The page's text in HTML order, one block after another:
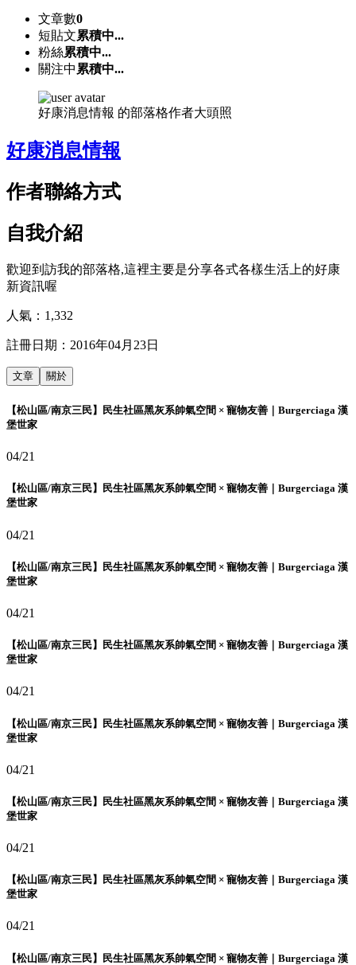
文章數0
短貼文累積中...
粉絲累積中...
關注中 累積中...
好康消息情報 的部落格作者大頭照
好康消息情報
作者聯絡方式
自我介紹
歡迎到訪我的部落格,這裡主要是分享各式各樣生活上的好康
新資訊喔
人氣： 1,332
註冊日期： 2016年04月23日
文章 關於
【松山區/南京三民】民生社區黑灰系帥氣空間 × 寵物友善｜Burgerciaga 漢
堡世家
04/21
【松山區/南京三民】民生社區黑灰系帥氣空間 × 寵物友善｜Burgerciaga 漢
堡世家
04/21
【松山區/南京三民】民生社區黑灰系帥氣空間 × 寵物友善｜Burgerciaga 漢
堡世家
04/21
【松山區/南京三民】民生社區黑灰系帥氣空間 × 寵物友善｜Burgerciaga 漢
堡世家
04/21
【松山區/南京三民】民生社區黑灰系帥氣空間 × 寵物友善｜Burgerciaga 漢
堡世家
04/21
【松山區/南京三民】民生社區黑灰系帥氣空間 × 寵物友善｜Burgerciaga 漢
堡世家
04/21
【松山區/南京三民】民生社區黑灰系帥氣空間 × 寵物友善｜Burgerciaga 漢
堡世家
04/21
【松山區/南京三民】民生社區黑灰系帥氣空間 × 寵物友善｜Burgerciaga 漢